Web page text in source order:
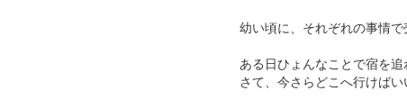
幼い頃に、それぞれの事情で
ある日ひょんなことで宿を
さて、今さらどこへ行けば